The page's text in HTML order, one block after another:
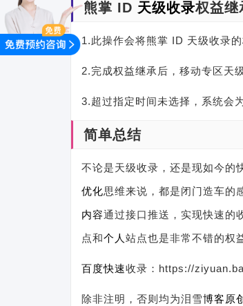
熊掌 ID 天级收录权益继
1.此操作会将熊掌 ID 天级收录
2.完成权益继承后，移动专区天
3.超过指定时间未选择，系统会
简单总结
不论是天级收录，还是现如今的
优化思维来说，都是闭门造车的
内容通过接口推送，实现快速的
点和个人 站点也是非常不错的权
百度快速收录：https://ziyuan.ba
除非注明，否则均为泪雪博客 原创